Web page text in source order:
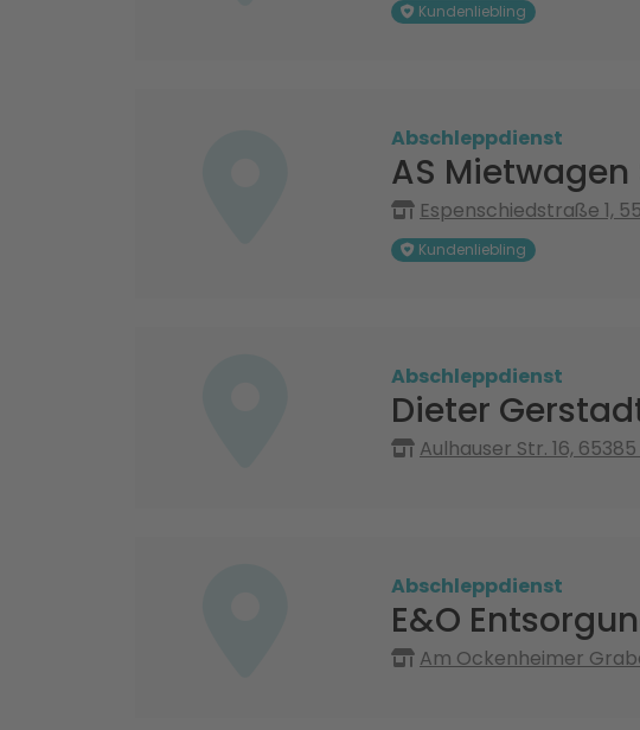
Kundenliebling
Abschleppdienst
AS
Espenschiedstraße 1,
Kundenliebling
Abschleppdienst
Dieter
Aulhauser Str. 16,
Abschleppdienst
E&O
Am Ockenheimer